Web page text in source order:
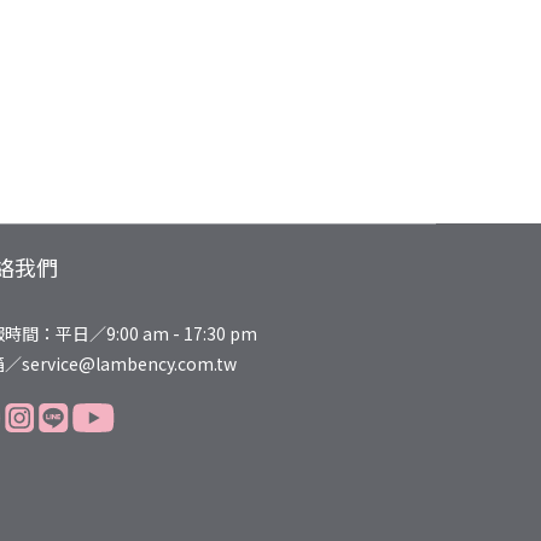
我們
時間：平日／9:00 am - 17:30 pm
／service@lambency.com.tw